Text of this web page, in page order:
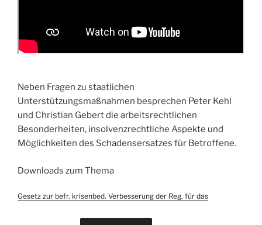
Neben Fragen zu staatlichen
Unterstützungsmaßnahmen besprechen Peter Kehl
und Christian Gebert die arbeitsrechtlichen
Besonderheiten, insolvenzrechtliche Aspekte und
Möglichkeiten des Schadensersatzes für Betroffene.
Downloads zum Thema
Gesetz zur befr. krisenbed. Verbesserung der Reg. für das